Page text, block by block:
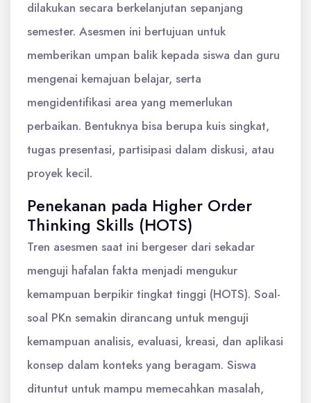
dilakukan secara berkelanjutan sepanjang
semester. Asesmen ini bertujuan untuk
memberikan umpan balik kepada siswa dan guru
mengenai kemajuan belajar, serta
mengidentifikasi area yang memerlukan
perbaikan. Bentuknya bisa berupa kuis singkat,
tugas presentasi, partisipasi dalam diskusi, atau
proyek kecil.
Penekanan pada Higher Order
Thinking Skills (HOTS)
Tren asesmen saat ini bergeser dari sekadar
menguji hafalan fakta menjadi mengukur
kemampuan berpikir tingkat tinggi (HOTS). Soal-
soal PKn semakin dirancang untuk menguji
kemampuan analisis, evaluasi, kreasi, dan aplikasi
konsep dalam konteks yang beragam. Siswa
dituntut untuk mampu memecahkan masalah,